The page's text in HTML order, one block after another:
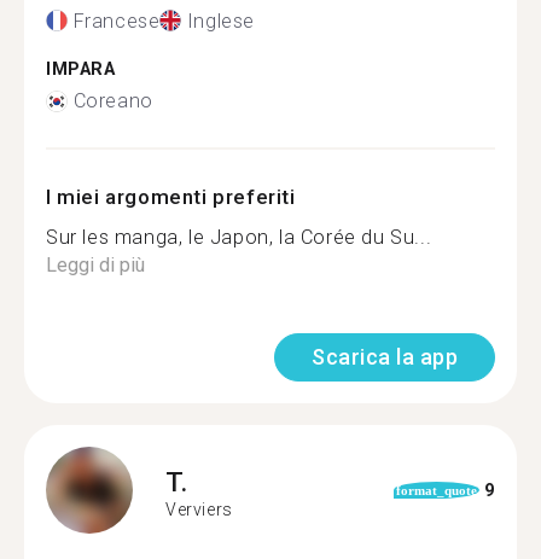
Francese Inglese
IMPARA
Coreano
I miei argomenti preferiti
Sur les manga, le Japon, la Corée du Su...
Leggi di più
Scarica la app
T.
Verviers
format_quote 9